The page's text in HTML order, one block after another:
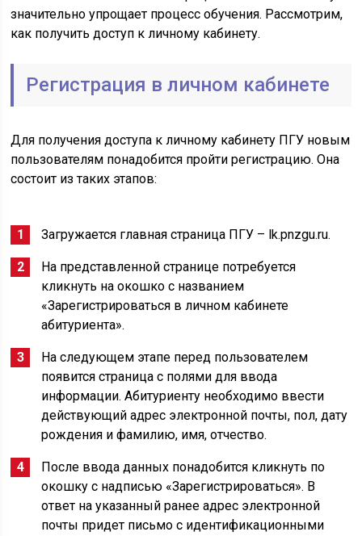
значительно упрощает процесс обучения. Рассмотрим,
как получить доступ к личному кабинету.
Регистрация в личном кабинете
Для получения доступа к личному кабинету ПГУ новым
пользователям понадобится пройти регистрацию. Она
состоит из таких этапов:
Загружается главная страница ПГУ – lk.pnzgu.ru.
На представленной странице потребуется
кликнуть на окошко с названием
«Зарегистрироваться в личном кабинете
абитуриента».
На следующем этапе перед пользователем
появится страница с полями для ввода
информации. Абитуриенту необходимо ввести
действующий адрес электронной почты, пол, дату
рождения и фамилию, имя, отчество.
После ввода данных понадобится кликнуть по
окошку с надписью «Зарегистрироваться». В
ответ на указанный ранее адрес электронной
почты придет письмо с идентификационными